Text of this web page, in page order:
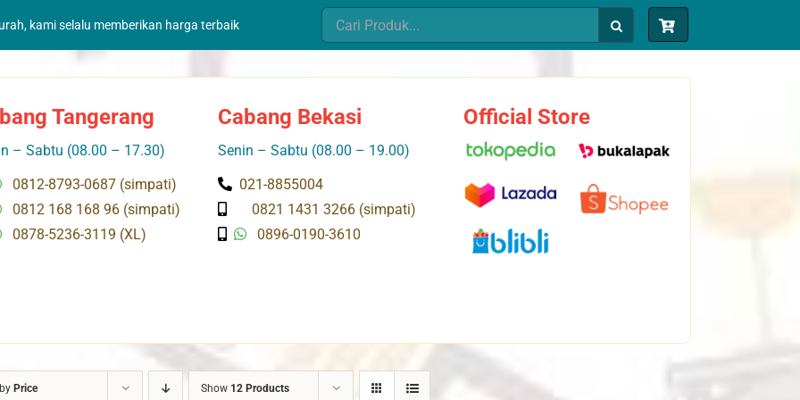
kami selalu memberikan harga terbaik
Search
for:
Tangerang
– Sabtu (08.00 – 17.30)
0812-8793-0687 (simpati)
0812 168 168 96 (simpati)
0878-5236-3119 (XL)
Cabang Bekasi
Senin – Sabtu (08.00 – 19.00)
021-8855004
0821 1431 3266 (simpati)
0896-0190-3610
Official Store
Price Show 12 Products